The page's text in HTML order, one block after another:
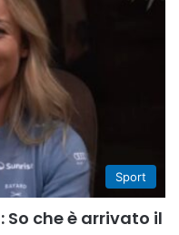
Sport
che è arrivato il